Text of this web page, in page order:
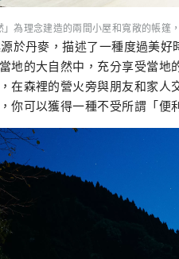
為理念建造的兩間小屋和寬敞的帳篷
於丹麥，描述了一種度過美
地的大自然中，充分享受當地​​
在森裡的營火旁與朋友和家人
你可以獲得一種不受所謂「便